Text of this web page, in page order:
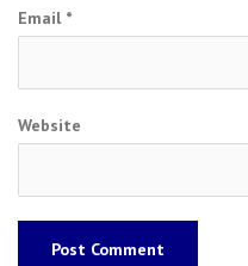
Email *
Website